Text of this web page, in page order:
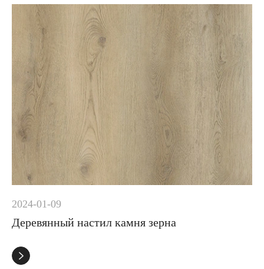
2024-01-09
Деревянный настил камня зерна
